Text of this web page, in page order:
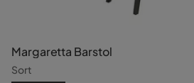
Margaretta Barstol
Sort